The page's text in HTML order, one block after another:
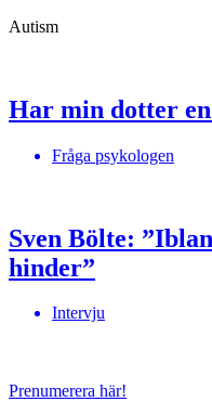
Autism
Har min dotter en
Fråga psykologen
Sven Bölte:
hinder”
Intervju
Prenumerera här!